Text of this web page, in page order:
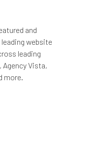
and
website
leading
Agency Vista,
more.